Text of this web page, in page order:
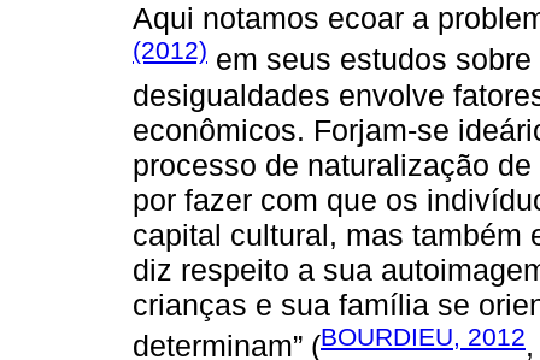
Aqui notamos ecoar a
(2012) em seus estudos
desigualdades envolve
econômicos. Forjam-se
processo de naturalização
por fazer com que os
capital cultural, mas também
diz respeito a sua
crianças e sua família se
determinam” (BOURDIEU, 2012